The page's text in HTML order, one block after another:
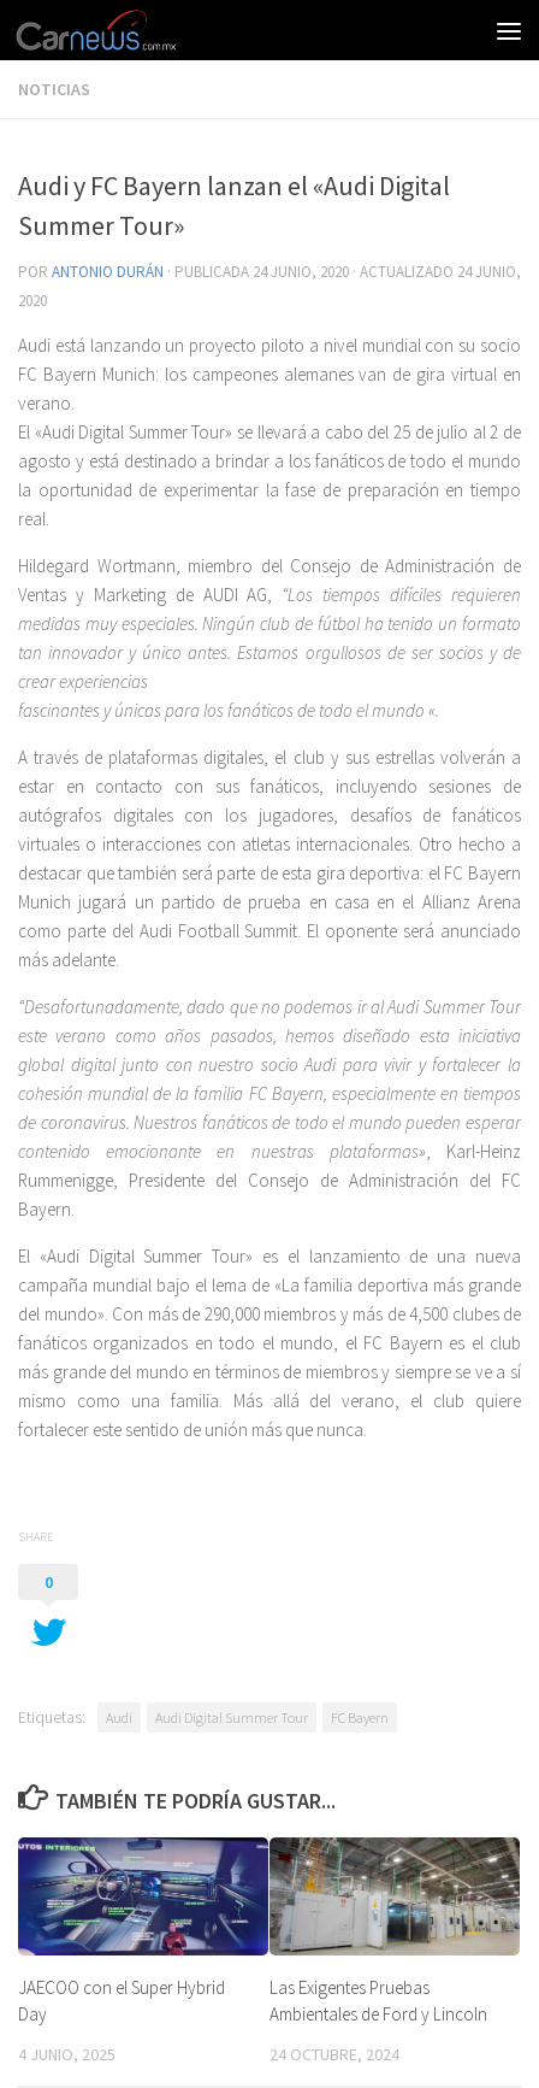
NOTICIAS
Audi y FC Bayern lanzan el «Audi Digital
Summer Tour»
POR ANTONIO DURÁN · PUBLICADA 24 JUNIO, 2020 · ACTUALIZADO 24 JUNIO,
2020
Audi está lanzando un proyecto piloto a nivel mundial con su socio
FC Bayern Munich: los campeones alemanes van de gira virtual en
verano.
El «Audi Digital Summer Tour» se llevará a cabo del 25 de julio al 2 de
agosto y está destinado a brindar a los fanáticos de todo el mundo
la oportunidad de experimentar la fase de preparación en tiempo
real.
Hildegard Wortmann, miembro del Consejo de Administración de
Ventas y Marketing de AUDI AG, “Los tiempos difíciles requieren
medidas muy especiales. Ningún club de fútbol ha tenido un formato
tan innovador y único antes. Estamos orgullosos de ser socios y de
crear experiencias
fascinantes y únicas para los fanáticos de todo el mundo «.
A través de plataformas digitales, el club y sus estrellas volverán a
estar en contacto con sus fanáticos, incluyendo sesiones de
autógrafos digitales con los jugadores, desafíos de fanáticos
virtuales o interacciones con atletas internacionales. Otro hecho a
destacar que también será parte de esta gira deportiva: el FC Bayern
Munich jugará un partido de prueba en casa en el Allianz Arena
como parte del Audi Football Summit. El oponente será anunciado
más adelante.
“Desafortunadamente, dado que no podemos ir al Audi Summer Tour
este verano como años pasados, hemos diseñado esta iniciativa
global digital junto con nuestro socio Audi para vivir y fortalecer la
cohesión mundial de la familia FC Bayern, especialmente en tiempos
de coronavirus. Nuestros fanáticos de todo el mundo pueden esperar
contenido emocionante en nuestras plataformas», Karl-Heinz
Rummenigge, Presidente del Consejo de Administración del FC
Bayern.
El «Audi Digital Summer Tour» es el lanzamiento de una nueva
campaña mundial bajo el lema de «La familia deportiva más grande
del mundo». Con más de 290,000 miembros y más de 4,500 clubes de
fanáticos organizados en todo el mundo, el FC Bayern es el club
más grande del mundo en términos de miembros y siempre se ve a sí
mismo como una familia. Más allá del verano, el club quiere
fortalecer este sentido de unión más que nunca.
SHARE
0
Etiquetas: Audi Audi Digital Summer Tour FC Bayern
TAMBIÉN TE PODRÍA GUSTAR...
JAECOO con el Super Hybrid
Day
4 JUNIO, 2025
Las Exigentes Pruebas
Ambientales de Ford y Lincoln
24 OCTUBRE, 2024